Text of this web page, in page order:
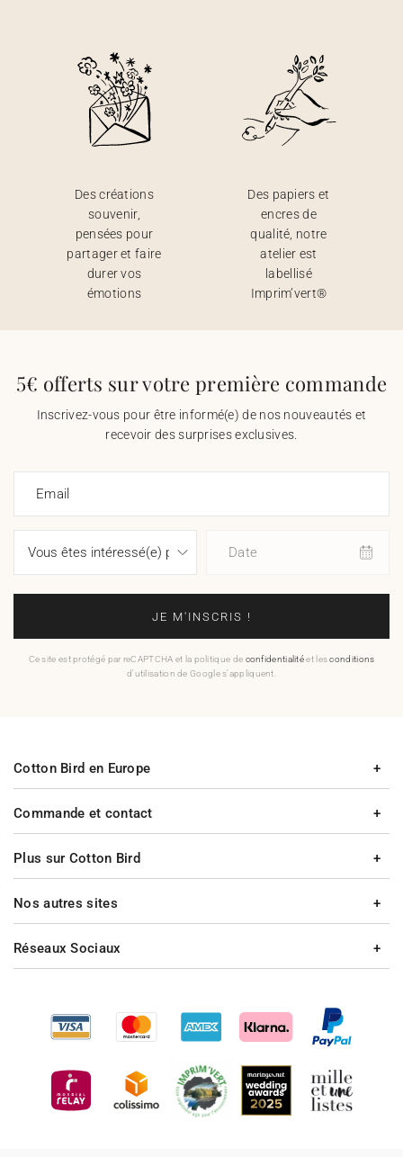
Des créations
souvenir,
pensées pour
partager et faire
durer vos
émotions
Des papiers et
encres de
qualité, notre
atelier est
labellisé
Imprim’vert®
5€ offerts sur votre première commande
Inscrivez-vous pour être informé(e) de nos nouveautés et
recevoir des surprises exclusives.
Email
Date
JE M'INSCRIS !
Ce site est protégé par reCAPTCHA et la politique de confidentialitéet lesconditions
d'utilisation de Google s'appliquent.
Commande et contact
Plus sur Cotton Bird
Cotton Bird en Europe
Nos autres sites
Réseaux Sociaux